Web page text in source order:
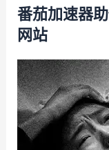
番茄加速器
网站